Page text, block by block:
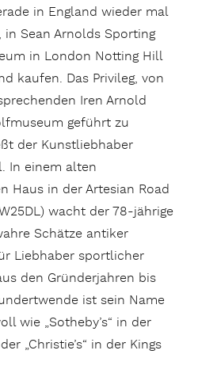
in England wieder mal
Sean Arnolds Sporting
in London Notting Hill
kaufen. Das Privileg, von
Iren Arnold
geführt zu
der Kunstliebhaber
In einem alten
Haus in der Artesian Road
wacht der 78-jährige
Schätze antiker
Liebhaber sportlicher
den Gründerjahren bis
ist sein Name
wie „Sotheby’s“ in der
„Christie’s“ in der Kings